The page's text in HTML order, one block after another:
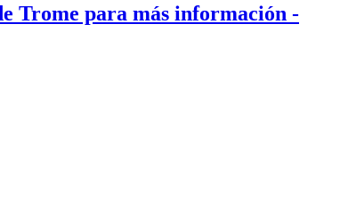
Trome para más información -